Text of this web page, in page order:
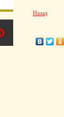
Назад